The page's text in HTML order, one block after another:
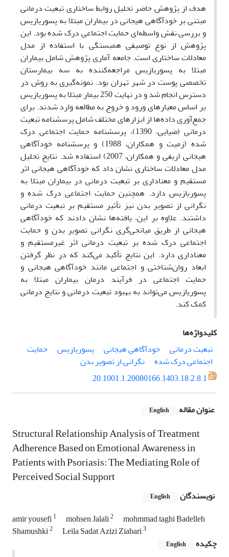
هدف از پژوهش حاضر تحلیل روابط ساختاری تبعیت درمانی
مبتنی بر خودآگاهی هیجانی در بیماران مبتلا به پسوریازیس
و بررسی نقش واسطه‌ای حمایت اجتماعی درک شده بود. این
پژوهش از نوع توصیفی همبستگی با استفاده از مدل
معادلات ساختاری است. جامعه آماری پژوهش شامل بیماران
مبتلا به پسوریازیس مراجعه‌کننده به سه بیمارستان
تخصصی پوست در شهر تهران بود. نمونه‌گیری به روش در
دسترس انجام شد و در نهایت 250 بیمار مبتلا به پسوریازیس
بر اساس معیارهای ورود و خروج به مطالعه وارد شدند. برای
جمع‌آوری داده‌ها از ابزارهای مختلف شامل پرسشنامه تبعیت
درمانی (ضیایی، 1390)، پرسشنامه حمایت اجتماعی درک
شده (زمیت و همکاران، 1988) و پرسشنامه خودآگاهی
هیجانی (ریفی و همکاران، 2007) استفاده شد. نتایج تحلیل
مدل معادلات ساختاری نشان داد که خودآگاهی هیجانی اثر
مستقیم و معناداری بر تبعیت درمانی در بیماران مبتلا به
پسوریازیس دارد. همچنین حمایت اجتماعی درک شده و
نگرانی از تصویر بدن نیز تأثیر مستقیم بر تبعیت درمانی
داشتند. علاوه بر این، یافته‌ها نشان دادند که خودآگاهی
هیجانی از طریق میانجی‌گری نگرانی تصویر بدن و حمایت
اجتماعی درک شده بر تبعیت درمانی اثر غیرمستقیم و
معناداری دارد. این نتایج تأکید می‌کند که در نظر گرفتن
ابعاد روان‌شناختی و اجتماعی مانند خودآگاهی هیجانی و
حمایت اجتماعی در فرآیند درمان بیماران مبتلا به
پسوریازیس می‌تواند به بهبود تبعیت درمانی و نتایج درمانی
کمک کند.
کلیدواژه‌ها
تبعیت درمانی
خودآگاهی هیجانی پسوریازیس
حمایت
اجتماعی درک شده
نگرانی از تصویر بدن
20.1001.1.20080166.1403.18.2.8.1
عنوان مقاله English
Structural Relationship Analysis of Treatment
Adherence Based on Emotional Awareness in
Patients with Psoriasis: The Mediating Role of
Perceived Social Support
نویسندگان English
amir yousefi1 mohsen Jalali2
mohmmad taghi Badelleh
Shamushki2 Leila Sadat Azizi Ziabari3
چکیده English